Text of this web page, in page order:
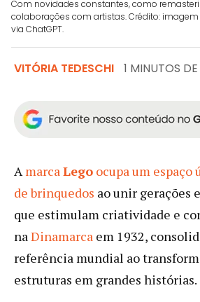
Com novidades constantes, como
colaborações com artistas. Crédito:
via ChatGPT.
VITÓRIA TEDESCHI 1 MINUTOS
AmarcaLego ocupa um espaço
de brinquedos ao unir gerações
que estimulam criatividade e
naDinamarca em 1932,
referência mundial ao
estruturas em grandes histórias.